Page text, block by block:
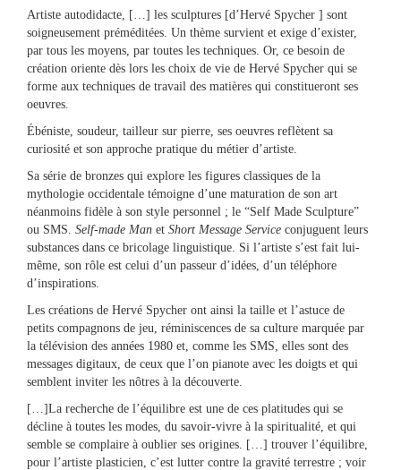
Artiste autodidacte, […] les sculptures [d’Hervé Spycher ] sont
soigneusement préméditées. Un thème survient et exige d’exister,
par tous les moyens, par toutes les techniques. Or, ce besoin de
création oriente dès lors les choix de vie de Hervé Spycher qui se
forme aux techniques de travail des matières qui constitueront ses
oeuvres.
Ébéniste, soudeur, tailleur sur pierre, ses oeuvres reflètent sa
curiosité et son approche pratique du métier d’artiste.
Sa série de bronzes qui explore les figures classiques de la
mythologie occidentale témoigne d’une maturation de son art
néanmoins fidèle à son style personnel ; le “Self Made Sculpture”
ou SMS. ​ Self-made Man ​et Short Message Service conjuguent leurs
substances dans ce bricolage linguistique. Si l’artiste s’est fait lui-
même, son rôle est celui d’un passeur d’idées, d’un téléphore
d’inspirations.
Les créations de Hervé Spycher ont ainsi la taille et l’astuce de
petits compagnons de jeu, réminiscences de sa culture marquée par
la télévision des années 1980 et, comme les SMS, elles sont des
messages digitaux, de ceux que l’on pianote avec les doigts et qui
semblent inviter les nôtres à la découverte.
[…]La recherche de l’équilibre est une de ces platitudes qui se
décline à toutes les modes, du savoir-vivre à la spiritualité, et qui
semble se complaire à oublier ses origines. […] trouver l’équilibre,
pour l’artiste plasticien, c’est lutter contre la gravité terrestre ; voir